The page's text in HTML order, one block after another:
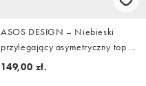
ASOS DESIGN – Niebieski
przylegający asymetryczny top z
metalowym elementem, część
149,00 zł.